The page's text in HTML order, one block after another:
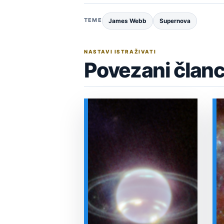
TEME James Webb Supernova
NASTAVI ISTRAŽIVATI
Povezani